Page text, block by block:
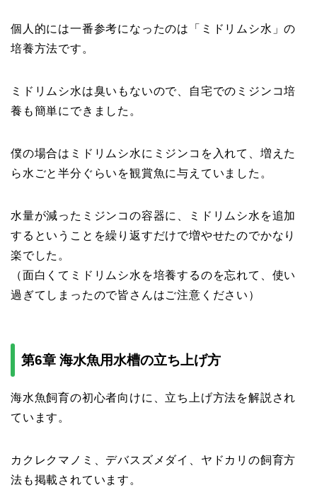
個人的には一番参考になったのは「ミドリムシ水」の
培養方法です。
ミドリムシ水は臭いもないので、自宅でのミジンコ培
養も簡単にできました。
僕の場合はミドリムシ水にミジンコを入れて、増えた
ら水ごと半分ぐらいを観賞魚に与えていました。
水量が減ったミジンコの容器に、ミドリムシ水を追加
するということを繰り返すだけで増やせたのでかなり
楽でした。
（面白くてミドリムシ水を培養するのを忘れて、使い
過ぎてしまったので皆さんはご注意ください）
第6章 海水魚用水槽の立ち上げ方
海水魚飼育の初心者向けに、立ち上げ方法を解説され
ています。
カクレクマノミ、デバスズメダイ、ヤドカリの飼育方
法も掲載されています。